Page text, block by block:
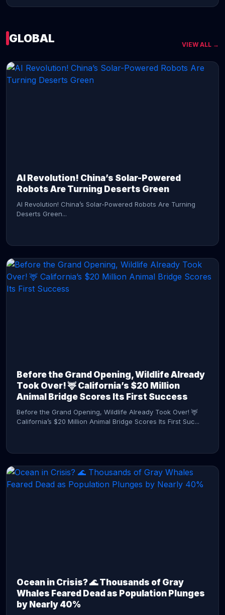
GLOBAL VIEW ALL →
AI Revolution! China’s Solar-Powered
Robots Are Turning Deserts Green
AI Revolution! China’s Solar-Powered Robots Are Turning
Deserts Green...
Before the Grand Opening, Wildlife Already
Took Over! 🦌 California’s $20 Million
Animal Bridge Scores Its First Success
Before the Grand Opening, Wildlife Already Took Over! 🦌
California’s $20 Million Animal Bridge Scores Its First Suc...
Ocean in Crisis? 🌊 Thousands of Gray
Whales Feared Dead as Population Plunges
by Nearly 40%